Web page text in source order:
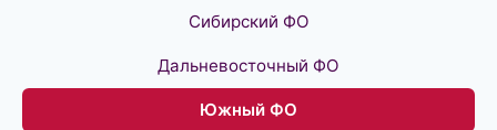
Сибирский ФО
Дальневосточный ФО
Южный ФО